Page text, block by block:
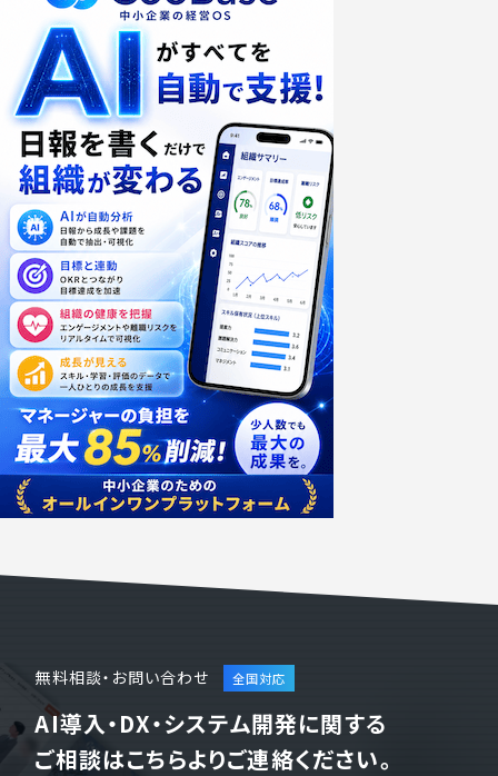
無料相談・お問い合わせ
AI導入・DX・システム開発に関する
ご相談はこちらよりご連絡ください。